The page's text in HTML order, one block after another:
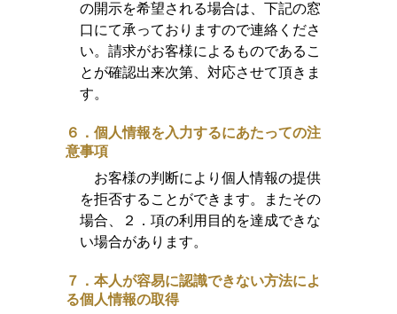
の開示を希望される場合は、下記の窓
口にて承っておりますので連絡くださ
い。請求がお客様によるものであるこ
とが確認出来次第、対応させて頂きま
す。
６．個人情報を入力するにあたっての注
意事項
お客様の判断により個人情報の提供
を拒否することができます。またその
場合、２．項の利用目的を達成できな
い場合があります。
７．本人が容易に認識できない方法によ
る個人情報の取得